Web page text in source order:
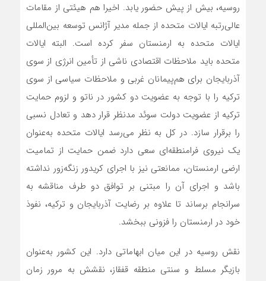
روسیه، بیش از پیش حضور یابد. اخیرا هم هیئتی از مقامات
عالی‌رتبه ایالات متحده از جمله مدیر آژانس توسعه بین‌المللی
ایالات متحده به ارمنستان سفر کرده است. البته ایالات
متحده باید ملاحظات اقتصادی ناشی از تأمین انرژی از سوی
آذربایجان برای هم‌پیمانان غربی و ملاحظات سیاسی از سوی
ترکیه را با توجه به عضویت دو کشور در ناتو و لزوم حمایت
ترکیه از عضویت دولت سوئد مدنظر قرار دهد و تعادل نسبی
را برقرار سازد. در کل به نظر می‌رسد ایالات متحده به‌عنوان
یک نیروی فرامنطقه‌ای سعی دارد ضمن حمایت از تمامیت
ارضی ارمنستان، ممانعتی نیز با اجرای کریدور زنگه‌زور نداشته
باشد و اجرای آن را مبتنی بر توافق دو طرف مناقشه به
سرانجام برساند تا علاوه بر رضایت آذربایجان و ترکیه، نفوذ
خود در ارمنستان را فزونی ببخشد.
نقش روسیه در این میان ابهاماتی دارد. این کشور به‌عنوان
بازیگر مسلط و سنتی منطقه قفقاز، نقشش به مرور زمان